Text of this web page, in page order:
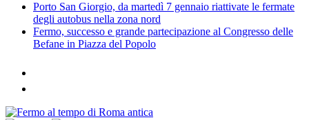
Porto San Giorgio, da martedì 7 gennaio riattivate le fermate
degli autobus nella zona nord
Fermo, successo e grande partecipazione al Congresso delle
Befane in Piazza del Popolo